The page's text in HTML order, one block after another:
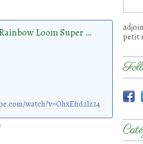
How to: Rainbow Loom Super Flower
watch?v=OhxEhd2Iz24
petit